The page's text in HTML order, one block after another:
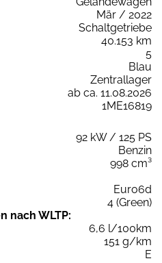
Mär / 2022
Schaltgetriebe
40.153 km
5
Blau
Zentrallager
ab ca. 11.08.2026
1ME16819
92 kW / 125 PS
Benzin
998 cm³
Euro6d
4 (Green)
nach WLTP:
6,6 l/100km
151 g/km
E